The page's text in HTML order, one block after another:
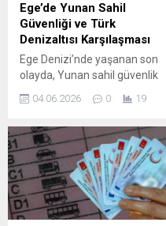
Ege’de Yunan Sahil
Güvenliği ve Türk
Denizaltısı Karşılaşması
Ege Denizi’nde yaşanan son
olayda, Yunan sahil güvenlik
unsurlarının Türk balıkçı
teknelerine yönelik
görüldü. Ancak bu sefer
sahneye beklenmedik bir
unsur çıktı: bölgedeki Türk
denizaltısı. Yunan sahil
güvenlik gemisi, Türk
denizcileri taciz etmeye
04.06.2026 0 19